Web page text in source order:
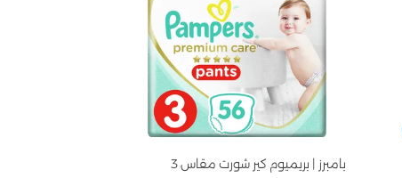
بامبرز | بريميوم كير شورت مقاس 3